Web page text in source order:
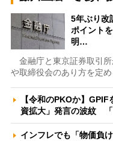
5年ぶり改
ポイント
明…
金融庁と東京証券取引
や取締役会のあり方を定
【令和のPKOか】
資拡大」発言の波紋
インフレでも「物価負